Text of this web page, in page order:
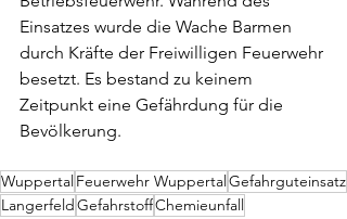
Einsatzes wurde die Wache Barmen
durch Kräfte der Freiwilligen Feuerwehr
besetzt. Es bestand zu keinem
Zeitpunkt eine Gefährdung für die
Bevölkerung.
Wuppertal Feuerwehr Wuppertal Gefahrguteinsatz
Langerfeld GefahrstoffChemieunfall